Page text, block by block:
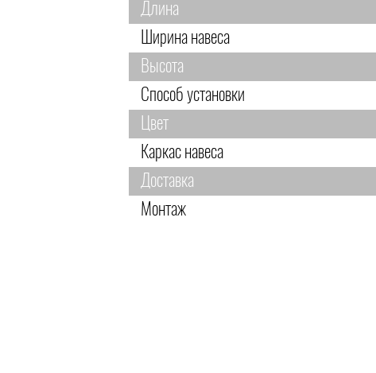
Длина
Ширина навеса
Высота
Способ установки
Цвет
Каркас навеса
Доставка
Монтаж